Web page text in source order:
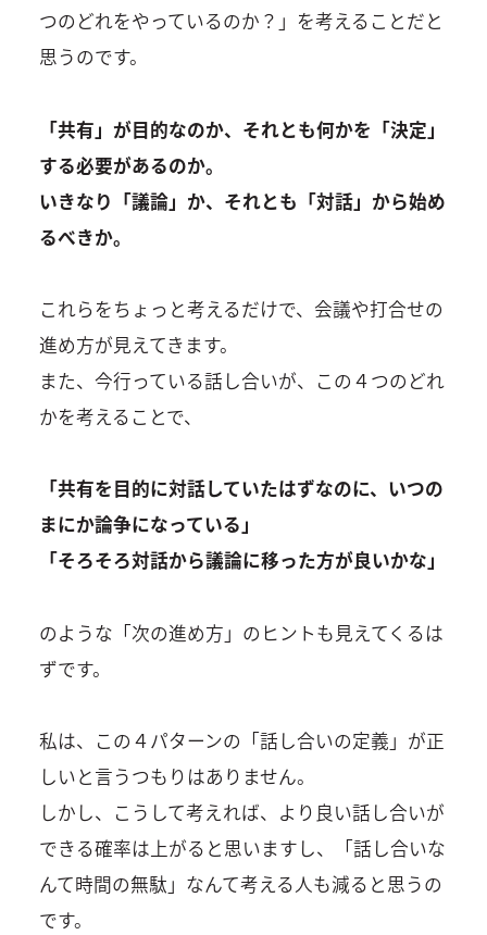
つのどれをやっているのか？」を考えることだと
思うのです。
「共有」が目的なのか、それとも何かを「決定」
する必要があるのか。
いきなり「議論」か、それとも「対話」から始め
るべきか。
これらをちょっと考えるだけで、会議や打合せの
進め方が見えてきます。
また、今行っている話し合いが、この４つのどれ
かを考えることで、
「共有を目的に対話していたはずなのに、いつの
まにか論争になっている」
「そろそろ対話から議論に移った方が良いかな」
のような「次の進め方」のヒントも見えてくるは
ずです。
私は、この４パターンの「話し合いの定義」が正
しいと言うつもりはありません。
しかし、こうして考えれば、より良い話し合いが
できる確率は上がると思いますし、「話し合いな
んて時間の無駄」なんて考える人も減ると思うの
です。